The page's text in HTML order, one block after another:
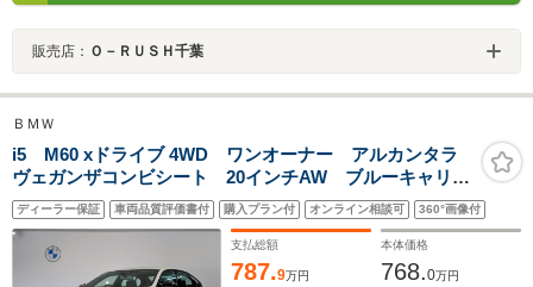
販売店： Ｏ－ＲＵＳＨ千葉
ＢＭＷ
i5 M60 xドライブ 4WD ワンオーナー アルカンタラ
ヴェガンザコンビシート 20インチAW ブルーキャリパ
ー 前後シートヒーター ヘッドアップDP ハーマンカ
ードンサラウンド アイコニックグロー ワイヤレスチ
ャージ 全周囲カメラ
ディーラー保証 車両品質評価書付 購入プラン付 オンライン相談可 360°画像付
支払総額
787.9万円
本体価格
768.0万円